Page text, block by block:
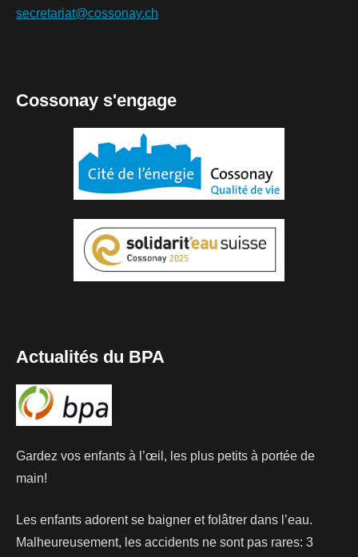
secretariat@cossonay.ch
Cossonay s'engage
Actualités du BPA
Gardez vos enfants à l’œil, les plus petits à portée de
main!
Les enfants adorent se baigner et folâtrer dans l’eau.
Malheureusement, les accidents ne sont pas rares: 3